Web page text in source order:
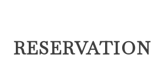
RESERVATION